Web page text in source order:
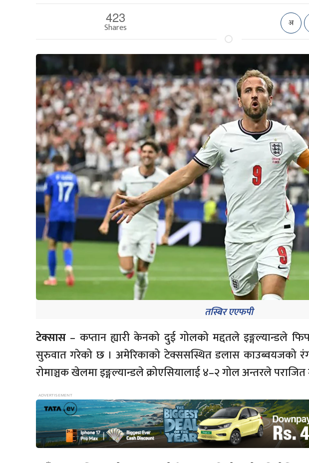
423
Shares
तस्बिर एएफपी
टेक्सास – कप्तान ह्यारी केनको दुई गोलको मद्दतले इङ्गल्यान्डले
सुरुवात गरेको छ । अमेरिकाको टेक्ससस्थित डलास काउब्वयजको
रोमाञ्चक खेलमा इङ्गल्यान्डले क्रोएसियालाई ४–२ गोल अन्तरले पराजित